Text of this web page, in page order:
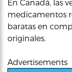
En Canadá, las
medicamentos
baratas en
originales.
Advertisements